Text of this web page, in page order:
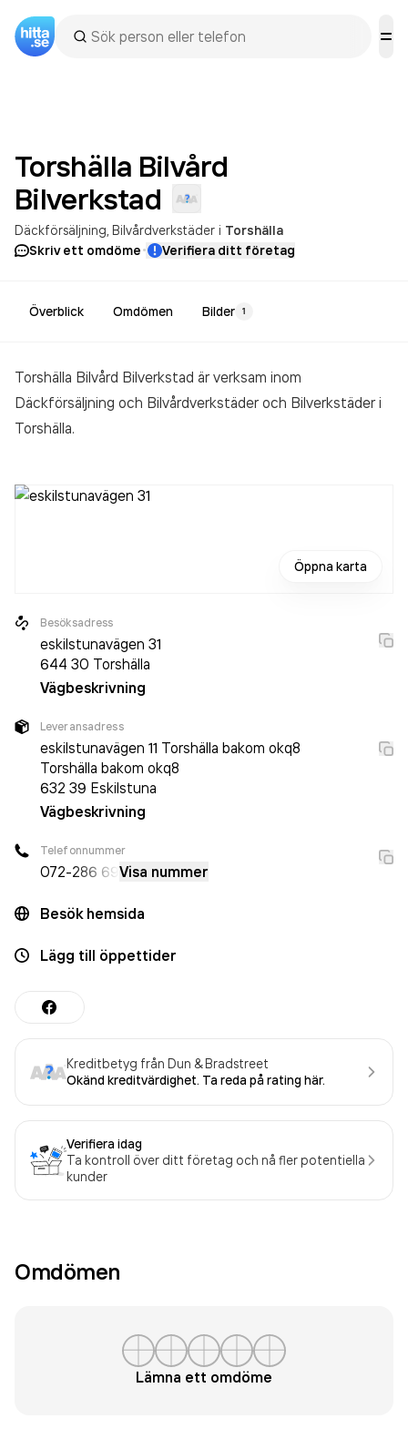
Torshälla Bilvård
Bilverkstad
Däckförsäljning Bilvårdverkstäder i Torshälla
Skriv ett omdöme· Verifiera ditt företag
Överblick Omdömen Bilder 1
Torshälla Bilvård Bilverkstad är verksam inom
Däckförsäljning och Bilvårdverkstäder och Bilverkstäderi
Torshälla.
Öppna karta
Besöksadress
eskilstunavägen 31
644 30 Torshälla
Vägbeskrivning
Leveransadress
eskilstunavägen 11 Torshälla bakom okq8
Torshälla bakom okq8
632 39 Eskilstuna
Vägbeskrivning
Telefonnummer
072-286 69 Visa nummer
Besök hemsida
Lägg till öppettider
Kreditbetyg från Dun & Bradstreet
Okänd kreditvärdighet. Ta reda på rating här.
Verifiera idag
Ta kontroll över ditt företag och nå fler potentiella
kunder
Omdömen
Lämna ett omdöme